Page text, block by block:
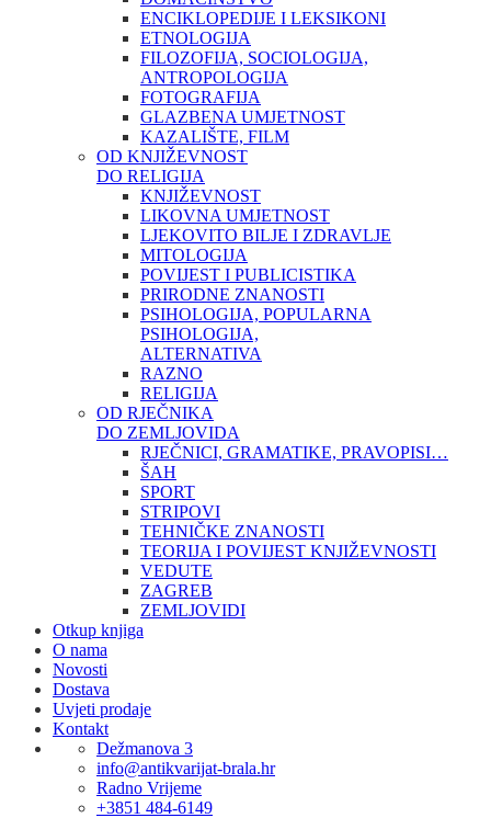
ENCIKLOPEDIJE I LEKSIKONI
ETNOLOGIJA
FILOZOFIJA, SOCIOLOGIJA,
ANTROPOLOGIJA
FOTOGRAFIJA
GLAZBENA UMJETNOST
KAZALIŠTE, FILM
OD KNJIŽEVNOST
DO RELIGIJA
KNJIŽEVNOST
LIKOVNA UMJETNOST
LJEKOVITO BILJE I ZDRAVLJE
MITOLOGIJA
POVIJEST I PUBLICISTIKA
PRIRODNE ZNANOSTI
PSIHOLOGIJA, POPULARNA
PSIHOLOGIJA,
ALTERNATIVA
RAZNO
RELIGIJA
OD RJEČNIKA
DO ZEMLJOVIDA
RJEČNICI, GRAMATIKE, PRAVOPISI…
ŠAH
SPORT
STRIPOVI
TEHNIČKE ZNANOSTI
TEORIJA I POVIJEST KNJIŽEVNOSTI
VEDUTE
ZAGREB
ZEMLJOVIDI
Otkup knjiga
O nama
Novosti
Dostava
Uvjeti prodaje
Kontakt
Dežmanova 3
info@antikvarijat-brala.hr
Radno Vrijeme
+3851 484-6149